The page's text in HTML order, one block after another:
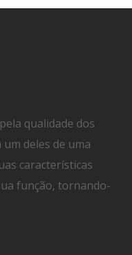
qualidade dos
deles de uma
características
função, tornando-